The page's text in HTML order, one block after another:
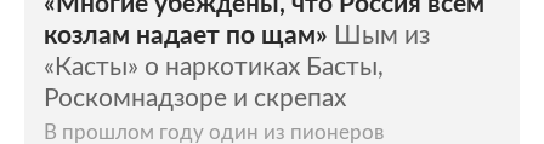
козлам надает по щам» Шым из
«Касты» о наркотиках Басты,
Роскомнадзоре и скрепах
В прошлом году один из пионеров